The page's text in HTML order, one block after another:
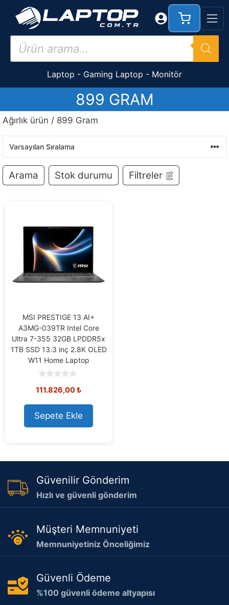
İçeriğe
Products
search
Laptop - Gaming Laptop - Monitör
899 GRAM
Ağırlık ürün / 899 Gram
Arama Stok durumu Filtreler
MSI PRESTIGE 13 AI+
A3MG-039TR Intel Core
Ultra 7-355 32GB LPDDR5x
1TB SSD 13.3 inç 2.8K OLED
W11 Home Laptop
o
t
o
f
5
111.826,00₺
Sepete Ekle
Güvenilir Gönderim
Hızlı ve güvenli gönderim
Müşteri Memnuniyeti
Memnuniyetiniz Önceliğimiz
Güvenli Ödeme
%100 güvenli ödeme altyapısı